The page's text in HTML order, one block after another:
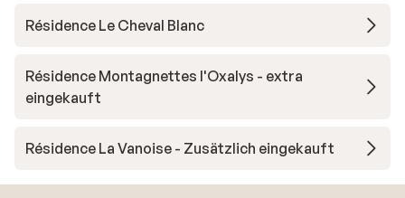
Résidence Le Cheval Blanc
Résidence Montagnettes l'Oxalys - extra
eingekauft
Résidence La Vanoise - Zusätzlich eingekauft